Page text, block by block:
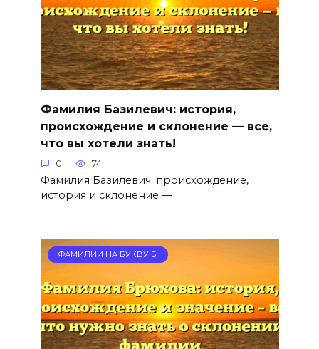
Фамилия Базилевич: история,
происхождение и склонение — все,
что вы хотели знать!
0 74
Фамилия Базилевич: происхождение,
история и склонение —
ФАМИЛИИ НА БУКВУ Б